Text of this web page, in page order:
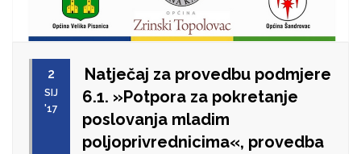
2
SIJ
'17
Natječaj za provedbu podmjere
6.1. »Potpora za pokretanje
poslovanja mladim
poljoprivrednicima«, provedba